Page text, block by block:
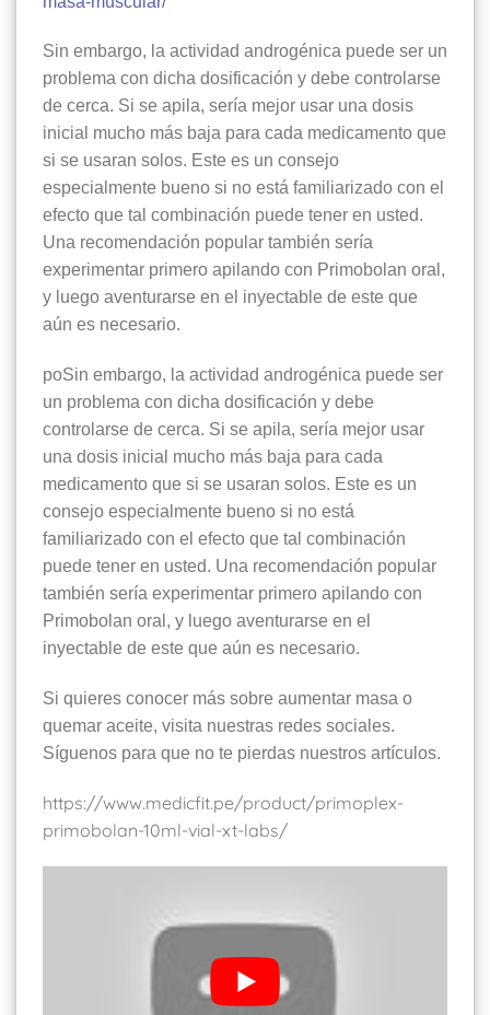
Sin embargo, la actividad androgénica puede ser un
problema con dicha dosificación y debe controlarse
de cerca. Si se apila, sería mejor usar una dosis
inicial mucho más baja para cada medicamento que
si se usaran solos. Este es un consejo
especialmente bueno si no está familiarizado con el
efecto que tal combinación puede tener en usted.
Una recomendación popular también sería
experimentar primero apilando con Primobolan oral,
y luego aventurarse en el inyectable de este que
aún es necesario.
poSin embargo, la actividad androgénica puede ser
un problema con dicha dosificación y debe
controlarse de cerca. Si se apila, sería mejor usar
una dosis inicial mucho más baja para cada
medicamento que si se usaran solos. Este es un
consejo especialmente bueno si no está
familiarizado con el efecto que tal combinación
puede tener en usted. Una recomendación popular
también sería experimentar primero apilando con
Primobolan oral, y luego aventurarse en el
inyectable de este que aún es necesario.
Si quieres conocer más sobre aumentar masa o
quemar aceite, visita nuestras redes sociales.
Síguenos para que no te pierdas nuestros artículos.
https://www.medicfit.pe/product/primoplex-
primobolan-10ml-vial-xt-labs/